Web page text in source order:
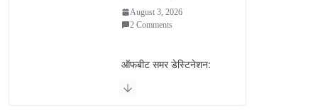
August 3, 2026
2 Comments
ऑफबीट समर डेस्टिनेशन:
जगहें – भीड़ से दूर छुट्टियां